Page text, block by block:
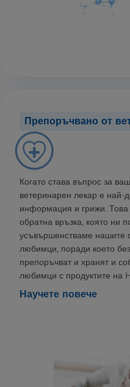
Препоръчвано от
Когато става въпрос за
ветеринарен лекар е най-
информация и грижи. Това
обратна връзка, която ни
усъвършенстваме
любимци, поради което
препоръчват и хранят и
любимци с продуктите на
Научете повече